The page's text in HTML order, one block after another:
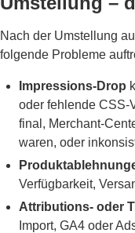
Nach der Umstellung
folgende Probleme
Impressions-Drop
oder fehlende CSS-
final, Merchant-
waren, oder
Verfügbarkeit,
Attributions- oder
Import, GA4 oder